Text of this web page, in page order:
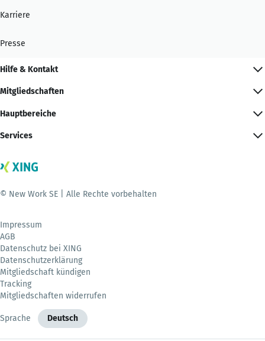
Karriere
Presse
Hilfe & Kontakt
Mitgliedschaften
Hauptbereiche
Services
© New Work SE | Alle Rechte vorbehalten
Impressum
AGB
Datenschutz bei XING
Datenschutzerklärung
Mitgliedschaft kündigen
Tracking
Mitgliedschaften widerrufen
Sprache Deutsch